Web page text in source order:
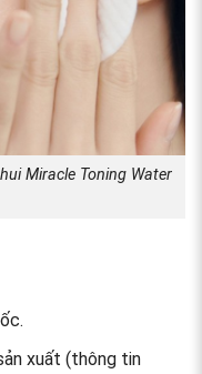
Miracle Toning Water
xuất (thông tin